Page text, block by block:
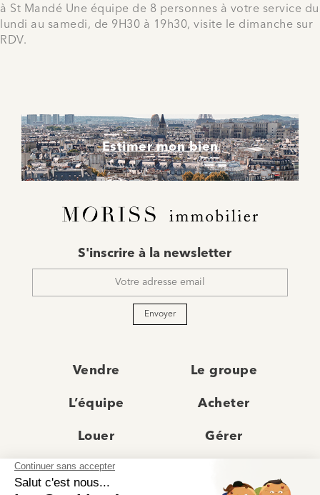
à St Mandé Une équipe de 8 personnes à votre service du
lundi au samedi, de 9H30 à 19h30, visite le dimanche sur
RDV.
Estimer mon bien
mail
S'inscrire à la newsletter
Envoyer
Vendre Le groupe
L’équipe Acheter
Louer Gérer
Actualités